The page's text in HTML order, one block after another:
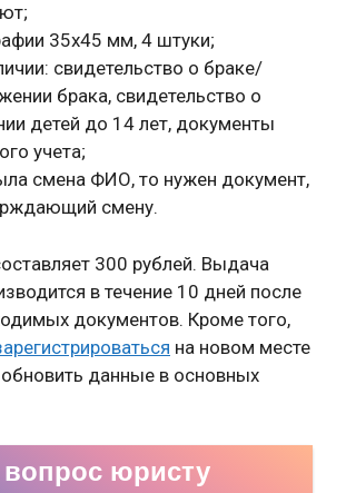
35х45 мм, 4 штуки;
свидетельство о браке/
брака, свидетельство о
детей до 14 лет, документы
учета;
смена ФИО, то нужен документ,
смену.
300 рублей. Выдача
в течение 10 дней после
документов. Кроме того,
на новом месте
данные в основных